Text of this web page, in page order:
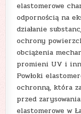
elastomerowe
odpornością na
działanie
ochrony
obciążenia
promieni UV i
Powłoki
ochronną, która
przed
elastomerowe w